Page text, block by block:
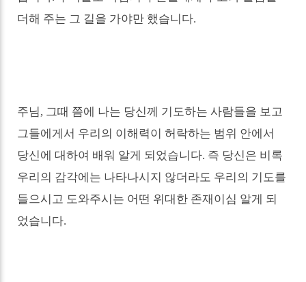
더해 주는 그 길을 가야만 했습니다.
주님, 그때 쯤에 나는 당신께 기도하는 사람들을 보고
그들에게서 우리의 이해력이 허락하는 범위 안에서
당신에 대하여 배워 알게 되었습니다. 즉 당신은 비록
우리의 감각에는 나타나시지 않더라도 우리의 기도를
들으시고 도와주시는 어떤 위대한 존재이심 알게 되
었습니다.